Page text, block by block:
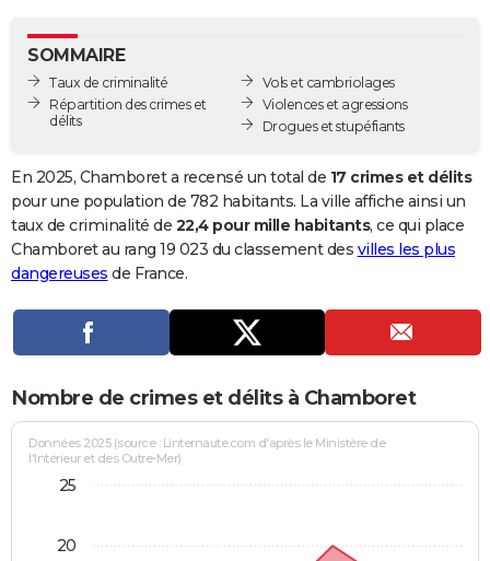
GUIDES D'ACHAT
BONS PLANS
Carte de Noël
Carte Bonne année
Carte Saint-Valentin
Carte Pâques
Carte d'anniversaire
DICTIONNAIRE
Dictionnaire
Biographies
Citations
Expressions
Proverbes
PROGRAMME TV
Se connecter
Entreprises
Service militaire
Avis de recherche
AVIS DE DÉCÈS
Bricolage
Lifestyle
Culture
Sport
Auto
Television
Voyage
Cinema
SOMMAIRE
Taux de criminalité
Répartition des crimes et
délits
Vols et cambriolages
Violences et agressions
Drogues et stupéfiants
En 2025, Chamboret a recensé un total de 17 crimes et délits
pour une population de 782 habitants. La ville affiche ainsi un
taux de criminalité de 22,4 pour mille habitants, ce qui place
Chamboret au rang 19 023 du classement des villes les plus
dangereuses de France.
Nombre de crimes et délits à Chamboret
Données 2025 (source : Linternaute.com d'après le Ministère de
l'Intérieur et des Outre-Mer)
20
25